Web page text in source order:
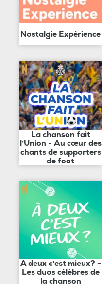
Nostalgie Expérience
La chanson fait
l'Union - Au cœur des
chants de supporters
de foot
A deux c'est mieux? -
Les duos célèbres de
la chanson